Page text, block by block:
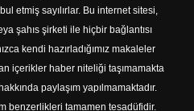
etmiş sayılırlar. Bu internet sitesi,
şahıs şirketi ile hiçbir bağlantısı
kendi hazırladığımız makaleler
içerikler haber niteliği taşımamakta
paylaşım yapılmamaktadır.
benzerlikleri tamamen tesadüfidir.